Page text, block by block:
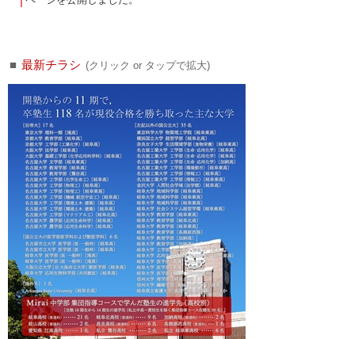
■ 最新チラシ (クリック or タップで拡大)